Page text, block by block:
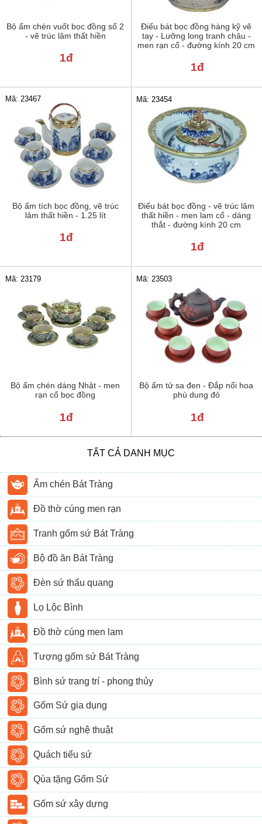
Bộ ấm chén vuốt bọc đồng số 2
- vẽ trúc lâm thất hiền
1đ
Điếu bát bọc đồng hàng kỹ vẽ
tay - Lưỡng long tranh châu -
men rạn cổ - đường kính 20 cm
1đ
Bộ ấm tích bọc đồng, vẽ trúc
lâm thất hiền - 1.25 lít
Mã: 23467
1đ
Điếu bát bọc đồng - vẽ trúc lâm
thất hiền - men lam cổ - dáng
thắt - đường kính 20 cm
Mã: 23454
1đ
Bộ ấm chén dáng Nhật - men
rạn cổ bọc đồng
Mã: 23179
1đ
Bộ ấm tử sa đen - Đắp nổi hoa
phù dung đỏ
Mã: 23503
1đ
TẤT CẢ DANH MỤC
Ấm chén Bát Tràng
Đồ thờ cúng men rạn
Tranh gốm sứ Bát Tràng
Bộ đồ ăn Bát Tràng
Đèn sứ thấu quang
Lọ Lộc Bình
Đồ thờ cúng men lam
Tượng gốm sứ Bát Tràng
Bình sứ trang trí - phong thủy
Gốm Sứ gia dụng
Gốm sứ nghệ thuật
Quách tiểu sứ
Qùa tặng Gốm Sứ
Gốm sứ xây dựng